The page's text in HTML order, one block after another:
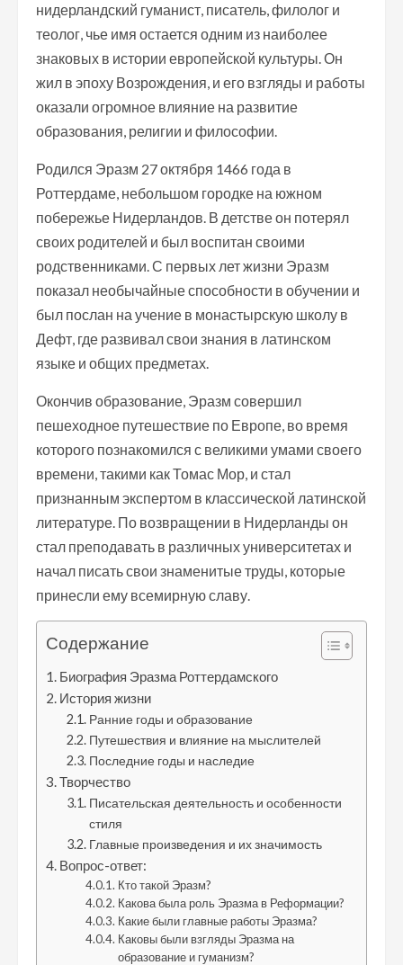
нидерландский гуманист, писатель, филолог и
теолог, чье имя остается одним из наиболее
знаковых в истории европейской культуры. Он
жил в эпоху Возрождения, и его взгляды и работы
оказали огромное влияние на развитие
образования, религии и философии.
Родился Эразм 27 октября 1466 года в
Роттердаме, небольшом городке на южном
побережье Нидерландов. В детстве он потерял
своих родителей и был воспитан своими
родственниками. С первых лет жизни Эразм
показал необычайные способности в обучении и
был послан на учение в монастырскую школу в
Дефт, где развивал свои знания в латинском
языке и общих предметах.
Окончив образование, Эразм совершил
пешеходное путешествие по Европе, во время
которого познакомился с великими умами своего
времени, такими как Томас Мор, и стал
признанным экспертом в классической латинской
литературе. По возвращении в Нидерланды он
стал преподавать в различных университетах и
начал писать свои знаменитые труды, которые
принесли ему всемирную славу.
Содержание
Биография Эразма Роттердамского
История жизни
Ранние годы и образование
Путешествия и влияние на мыслителей
Последние годы и наследие
Творчество
Писательская деятельность и особенности
стиля
Главные произведения и их значимость
Вопрос-ответ:
Кто такой Эразм?
Какова была роль Эразма в Реформации?
Какие были главные работы Эразма?
Каковы были взгляды Эразма на
образование и гуманизм?